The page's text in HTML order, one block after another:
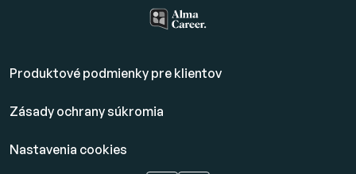
Produktové podmienky pre klientov
Zásady ochrany súkromia
Nastavenia cookies